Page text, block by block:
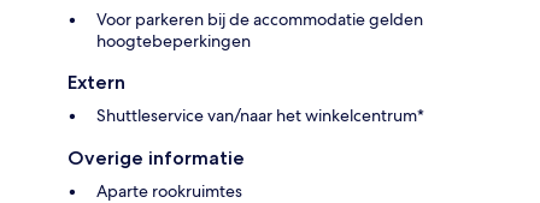
Voor parkeren bij de accommodatie gelden
hoogtebeperkingen
Extern
Shuttleservice van/naar het winkelcentrum*
Overige informatie
Aparte rookruimtes